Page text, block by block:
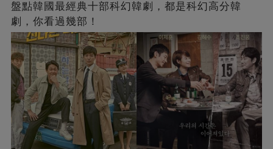
盤點韓國最經典十部科幻韓劇，都是科幻高分韓
劇，你看過幾部！